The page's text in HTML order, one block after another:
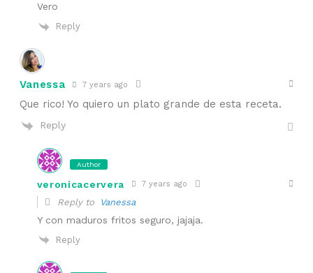
Vero
Reply
Vanessa 7 years ago
Que rico! Yo quiero un plato grande de esta receta.
Reply
Author
veronicacervera 7 years ago
Reply to Vanessa
Y con maduros fritos seguro, jajaja.
Reply